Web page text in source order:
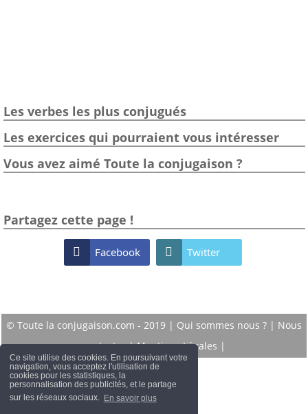
Ce site utilise des cookies. En poursuivant votre
navigation, vous acceptez l'utilisation de
cookies pour les statistiques, la
personnalisation des publicités, et le partage
sur les réseaux sociaux. En savoir plus
Les verbes les plus conjugués
Les exercices qui pourraient vous intéresser
Vous avez aimé Toute la conjugaison ?
Partagez cette page !
 Facebook  Twitter
© Toute la conjugaison.com - 2019 | Qui sommes nous ? | Nous
contacter|Mentions Légales |